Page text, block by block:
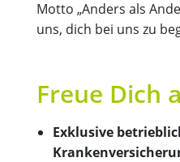
Motto „Anders als
uns, dich bei uns zu
Freue Dich
Exklusive